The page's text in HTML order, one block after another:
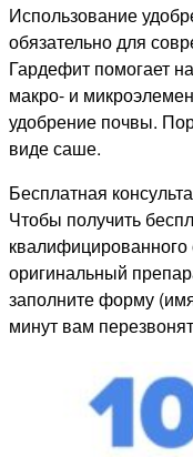
Использование
обязательно для
Гардефит помогает
макро- и
удобрение почвы.
виде саше.
Бесплатная
Чтобы получить
квалифицированного
оригинальный
заполните форму
минут вам